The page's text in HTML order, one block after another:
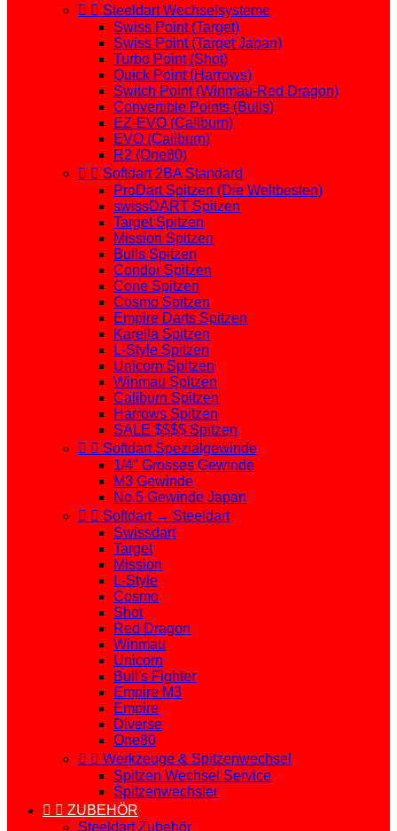
  Steeldart Wechselsysteme
Swiss Point (Target)
Swiss Point (Target Japan)
Turbo Point (Shot)
Quick Point (Harrows)
Switch Point (Winmau-Red Dragon)
Convertible Points (Bulls)
EZ-EVO (Caliburn)
EVO (Caliburn)
R2 (One80)
  Softdart 2BA Standard
ProDart Spitzen (Die Weltbesten)
swissDART Spitzen
Target Spitzen
Mission Spitzen
Bulls Spitzen
Condor Spitzen
Cone Spitzen
Cosmo Spitzen
Empire Darts Spitzen
Karella Spitzen
L-Style Spitzen
Unicorn Spitzen
Winmau Spitzen
Caliburn Spitzen
Harrows Spitzen
SALE $$$$ Spitzen
  Softdart Spezialgewinde
1/4" Grosses Gewinde
M3 Gewinde
No.5 Gewinde Japan
  Softdart → Steeldart
Swissdart
Target
Mission
L-Style
Cosmo
Shot
Red Dragon
Winmau
Unicorn
Bull's Fighter
Empire M3
Empire
Diverse
One80
  Werkzeuge & Spitzenwechsel
Spitzen Wechsel Service
Spitzenwechsler
  ZUBEHÖR
Steeldart Zubehör